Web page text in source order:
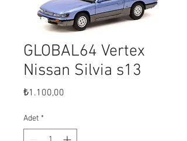
GLOBAL64 Vertex
Nissan Silvia s13
₺1.100,00
Adet *